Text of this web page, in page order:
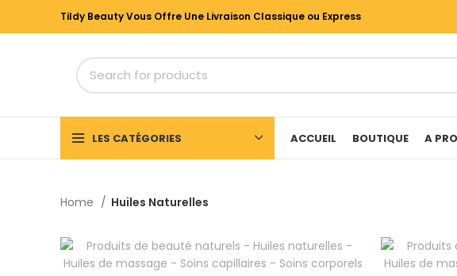
Tildy Beauty Vous Offre Une Livraison Classique ou Express
LES CATÉGORIES ACCUEIL BOUTIQUE A
Home Huiles Naturelles